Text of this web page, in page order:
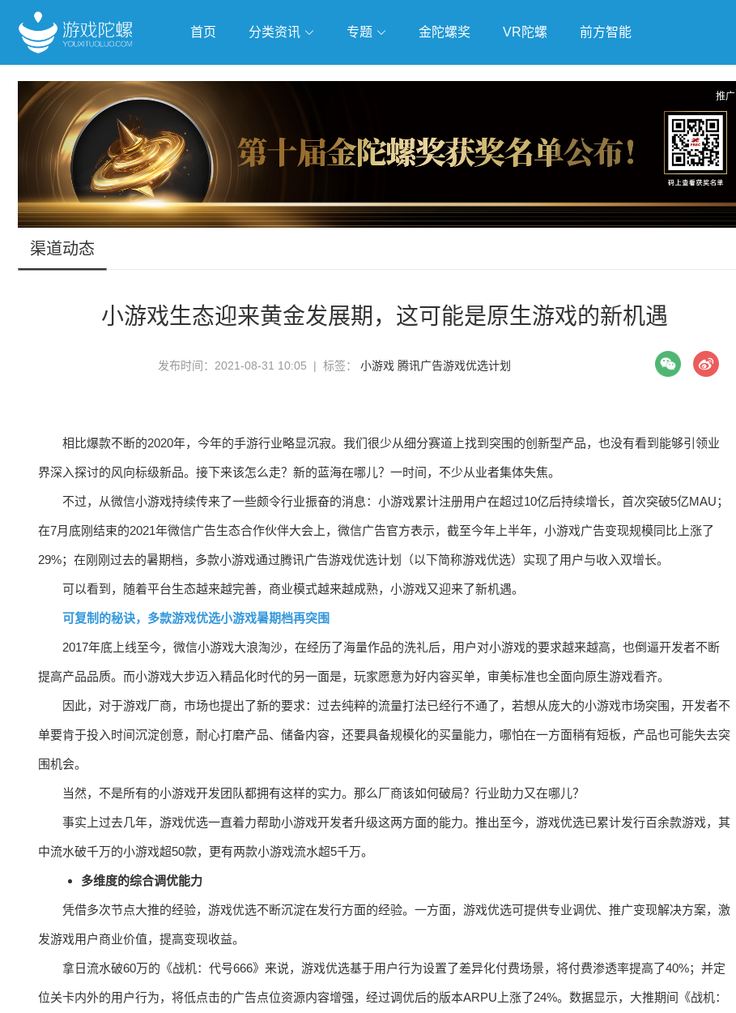
首页 分类资讯 专题
抢滩全球 人工智能 武侠游戏 独立游戏 云游戏 跨界Talk
金陀螺奖 VR陀螺 前方智能
推广
渠道动态
小游戏生态迎来黄金发展期，这可能是原生游戏的新机遇
发布时间：2021-08-31 10:05 | 标签： 小游戏 腾讯广告游戏优选计划
相比爆款不断的2020年，今年的手游行业略显沉寂。我们很少从细分赛道上找到突围的创新型产品，也没有看到能够引领业
界深入探讨的风向标级新品。接下来该怎么走？新的蓝海在哪儿？一时间，不少从业者集体失焦。
不过，从微信小游戏持续传来了一些颇令行业振奋的消息：小游戏累计注册用户在超过10亿后持续增长，首次突破5亿MAU；
在7月底刚结束的2021年微信广告生态合作伙伴大会上，微信广告官方表示，截至今年上半年，小游戏广告变现规模同比上涨了
29%；在刚刚过去的暑期档，多款小游戏通过腾讯广告游戏优选计划（以下简称游戏优选）实现了用户与收入双增长。
可以看到，随着平台生态越来越完善，商业模式越来越成熟，小游戏又迎来了新机遇。
可复制的秘诀，多款游戏优选小游戏暑期档再突围
2017年底上线至今，微信小游戏大浪淘沙，在经历了海量作品的洗礼后，用户对小游戏的要求越来越高，也倒逼开发者不断
提高产品品质。而小游戏大步迈入精品化时代的另一面是，玩家愿意为好内容买单，审美标准也全面向原生游戏看齐。
因此，对于游戏厂商，市场也提出了新的要求：过去纯粹的流量打法已经行不通了，若想从庞大的小游戏市场突围，开发者不
单要肯于投入时间沉淀创意，耐心打磨产品、储备内容，还要具备规模化的买量能力，哪怕在一方面稍有短板，产品也可能失去突
围机会。
当然，不是所有的小游戏开发团队都拥有这样的实力。那么厂商该如何破局？行业助力又在哪儿？
事实上过去几年，游戏优选一直着力帮助小游戏开发者升级这两方面的能力。推出至今，游戏优选已累计发行百余款游戏，其
中流水破千万的小游戏超50款，更有两款小游戏流水超5千万。
多维度的综合调优能力
凭借多次节点大推的经验，游戏优选不断沉淀在发行方面的经验。一方面，游戏优选可提供专业调优、推广变现解决方案，激
发游戏用户商业价值，提高变现收益。
拿日流水破60万的《战机：代号666》来说，游戏优选基于用户行为设置了差异化付费场景，将付费渗透率提高了40%；并定
位关卡内外的用户行为，将低点击的广告点位资源内容增强，经过调优后的版本ARPU上涨了24%。数据显示，大推期间《战机：